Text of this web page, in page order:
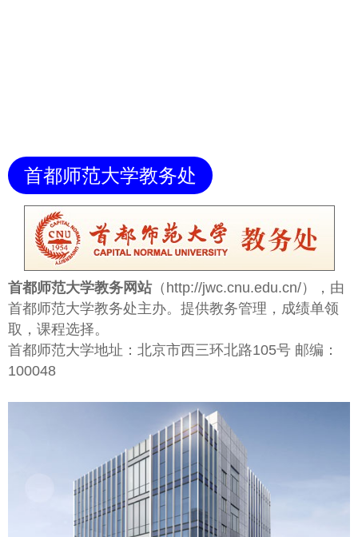
首都师范大学教务处
首都师范大学教务网站（http://jwc.cnu.edu.cn/），由
首都师范大学教务处主办。提供教务管理，成绩单领
取，课程选择。
首都师范大学地址：北京市西三环北路105号 邮编：
100048